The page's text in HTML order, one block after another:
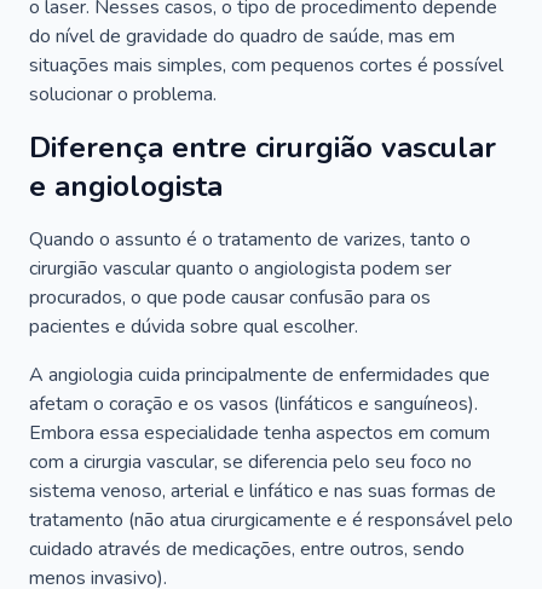
o laser. Nesses casos, o tipo de procedimento depende
do nível de gravidade do quadro de saúde, mas em
situações mais simples, com pequenos cortes é possível
solucionar o problema.
Diferença entre cirurgião vascular
e angiologista
Quando o assunto é o tratamento de varizes, tanto o
cirurgião vascular quanto o angiologista podem ser
procurados, o que pode causar confusão para os
pacientes e dúvida sobre qual escolher.
A angiologia cuida principalmente de enfermidades que
afetam o coração e os vasos (linfáticos e sanguíneos).
Embora essa especialidade tenha aspectos em comum
com a cirurgia vascular, se diferencia pelo seu foco no
sistema venoso, arterial e linfático e nas suas formas de
tratamento (não atua cirurgicamente e é responsável pelo
cuidado através de medicações, entre outros, sendo
menos invasivo).